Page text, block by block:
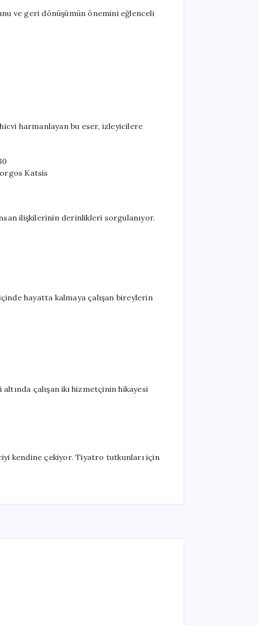
ve geri dönüşümün önemini eğlenceli
harmanlayan bu eser, izleyicilere
Katsis
ilişkilerinin derinlikleri sorgulanıyor.
hayatta kalmaya çalışan bireylerin
çalışan iki hizmetçinin hikayesi
kendine çekiyor. Tiyatro tutkunları için